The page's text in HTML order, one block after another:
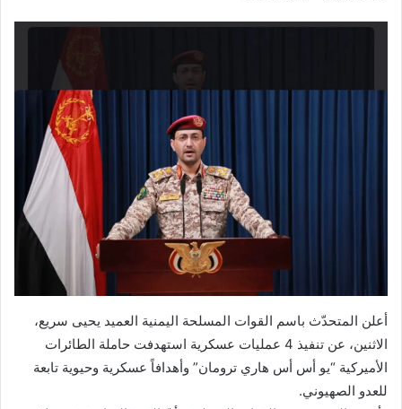
أعلن المتحدّث باسم القوات المسلحة اليمنية العميد يحيى سريع،
الاثنين، عن تنفيذ 4 عمليات عسكرية استهدفت حاملة الطائرات
الأميركية “يو أس أس هاري ترومان” وأهدافاً عسكرية وحيوية تابعة
للعدو الصهيوني.